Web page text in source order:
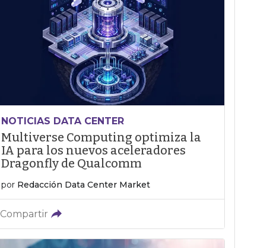
NOTICIAS DATA CENTER
Multiverse Computing optimiza la
IA para los nuevos aceleradores
Dragonfly de Qualcomm
por Redacción Data Center Market
Compartir